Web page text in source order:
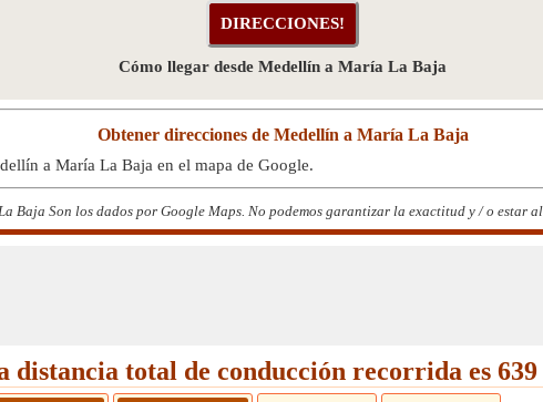
Cómo llegar desde Medellín a María La Baja
Obtener direcciones de Medellín a María La Baja
a María La Baja en el mapa de Google.
Son los dados por Google Maps. No podemos garantizar la exactitud y / o estar
distancia total de conducción recorrida es